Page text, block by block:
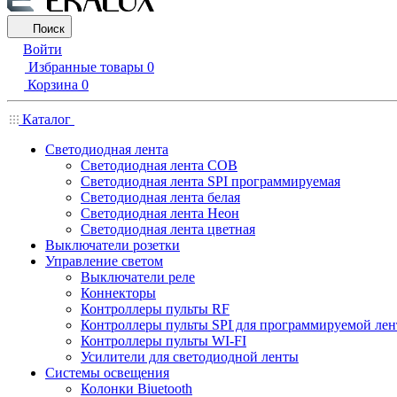
Поиск
Войти
Избранные товары 0
Корзина 0
Каталог
Светодиодная лента
Светодиодная лента COB
Светодиодная лента SPI программируемая
Светодиодная лента белая
Светодиодная лента Неон
Светодиодная лента цветная
Выключатели розетки
Управление светом
Выключатели реле
Коннекторы
Контроллеры пульты RF
Контроллеры пульты SPI для программируемой
Контроллеры пульты WI-FI
Усилители для светодиодной ленты
Системы освещения
Колонки Biuetooth